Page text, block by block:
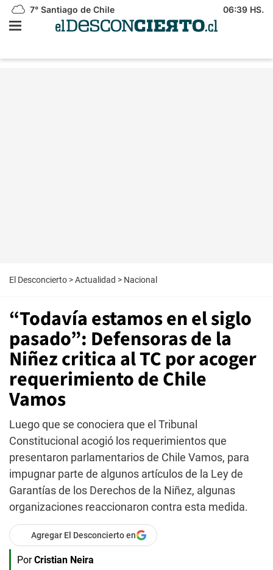
7° Santiago de Chile 06:39 HS.
El Desconcierto >Actualidad > Nacional
“Todavía estamos en el siglo
pasado”: Defensoras de la
Niñez critica al TC por acoger
requerimiento de Chile
Vamos
Luego que se conociera que el Tribunal
Constitucional acogió los requerimientos que
presentaron parlamentarios de Chile Vamos, para
impugnar parte de algunos artículos de la Ley de
Garantías de los Derechos de la Niñez, algunas
organizaciones reaccionaron contra esta medida.
Agregar El Desconcierto en
Por Cristian Neira